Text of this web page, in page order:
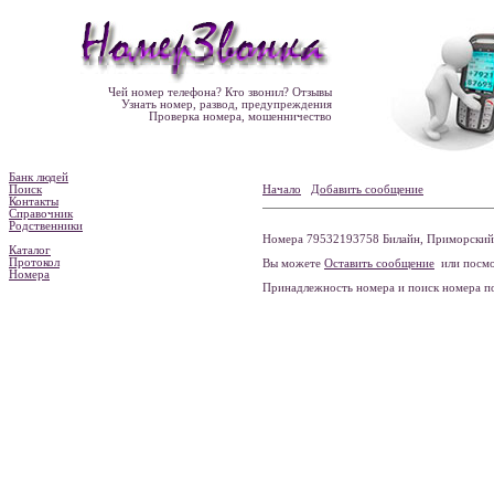
Чей номер телефона? Кто звонил? Отзывы
Узнать номер, развод, предупреждения
Проверка номера, мошенничество
Банк людей
Поиск
Контакты
Справочник
Родственники
Каталог
Протокол
Номера
Начало Добавить сообщение
Номера 79532193758 Билайн, Приморский
Вы можете Оставить сообщение или
Принадлежность номера и поиск номера